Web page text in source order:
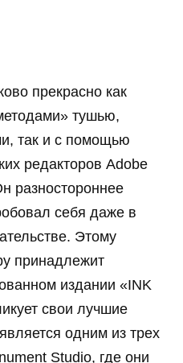
прекрасно как
тушью,
так и с помощью
редакторов Adobe
разностороннее
себя даже в
Этому
принадлежит
издании «INK
свои лучшие
одним из трех
Studio, где они